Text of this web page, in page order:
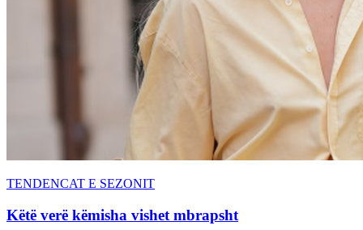
TENDENCAT E SEZONIT
Këtë verë këmisha vishet mbrapsht